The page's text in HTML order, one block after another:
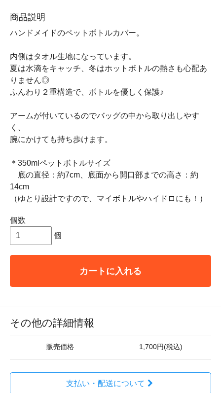
商品説明
ハンドメイドのペットボトルカバー。
内側はタオル生地になっています。
夏は水滴をキャッチ、冬はホットボトルの熱さも心配あ
りません◎
ふんわり２重構造で、ボトルを優しく保護♪
アームが付いているのでバッグの中から取り出しやす
く、
腕にかけても持ち歩けます。
＊350mlペットボトルサイズ
底の直径：約7cm、底面から開口部までの高さ：約
14cm
（ゆとり設計ですので、マイボトルやハイドロにも！）
個数
個
カートに入れる
その他の詳細情報
販売価格 1,700円(税込)
支払い・配送について